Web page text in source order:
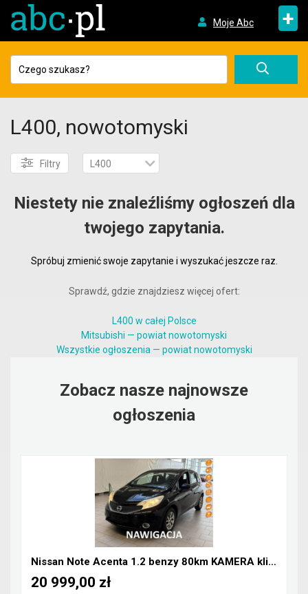
Moje Abc +
L400, nowotomyski
Filtry L400
Niestety nie znaleźliśmy ogłoszeń dla
twojego zapytania.
Spróbuj zmienić swoje zapytanie i wyszukać jeszcze raz.
Sprawdź, gdzie znajdziesz więcej ofert:
L400 w całej Polsce
Mitsubishi — powiat nowotomyski
Wszystkie ogłoszenia — powiat nowotomyski
Zobacz nasze najnowsze
ogłoszenia
Nissan Note Acenta 1.2 benzy 80km KAMERA klima NAV...
20 999,00 zł